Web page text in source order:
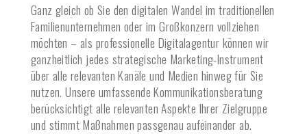
Ganz gleich ob Sie den digitalen Wandel im traditionellen
Familienunternehmen oder im Großkonzern vollziehen
möchten – als professionelle Digitalagentur können wir
ganzheitlich jedes strategische Marketing-Instrument
über alle relevanten Kanäle und Medien hinweg für Sie
nutzen. Unsere umfassende Kommunikationsberatung
berücksichtigt alle relevanten Aspekte Ihrer Zielgruppe
und stimmt Maßnahmen passgenau aufeinander ab.